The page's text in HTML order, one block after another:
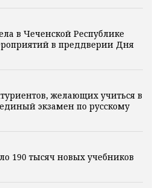
в Чеченской Республике
в преддверии Дня
желающих учиться в
экзамен по русскому
190 тысяч новых учебников